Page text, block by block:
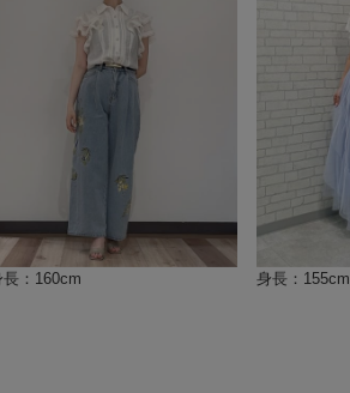
長：160cm 身長：155cm